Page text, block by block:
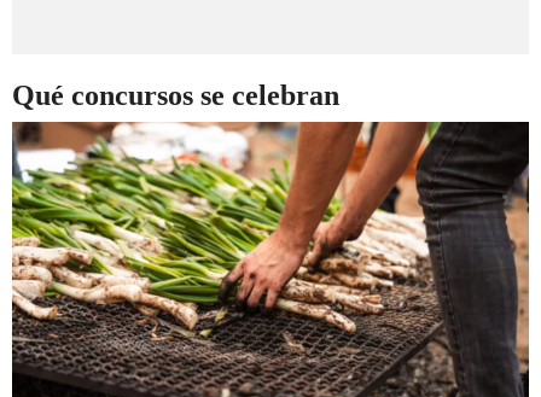
Qué concursos se celebran